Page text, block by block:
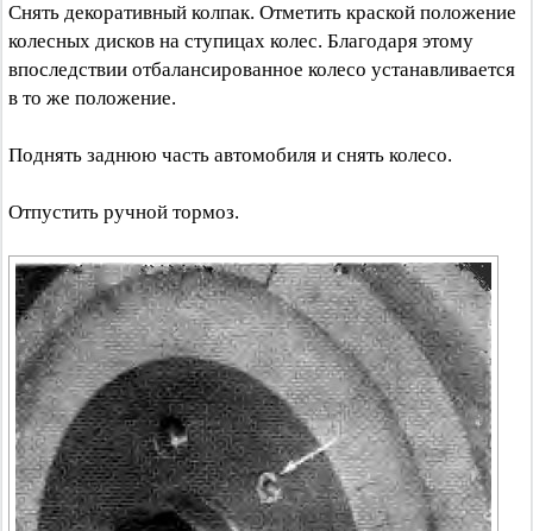
Снять декоративный колпак. Отметить краской положение
колесных дисков на ступицах колес. Благодаря этому
впоследствии отбалансированное колесо устанавливается
в то же положение.
Поднять заднюю часть автомобиля и снять колесо.
Отпустить ручной тормоз.